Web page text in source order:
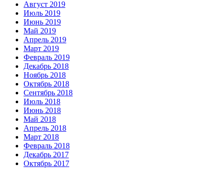
Август 2019
Июль 2019
Июнь 2019
Май 2019
Апрель 2019
Март 2019
Февраль 2019
Декабрь 2018
Ноябрь 2018
Октябрь 2018
Сентябрь 2018
Июль 2018
Июнь 2018
Май 2018
Апрель 2018
Март 2018
Февраль 2018
Декабрь 2017
Октябрь 2017